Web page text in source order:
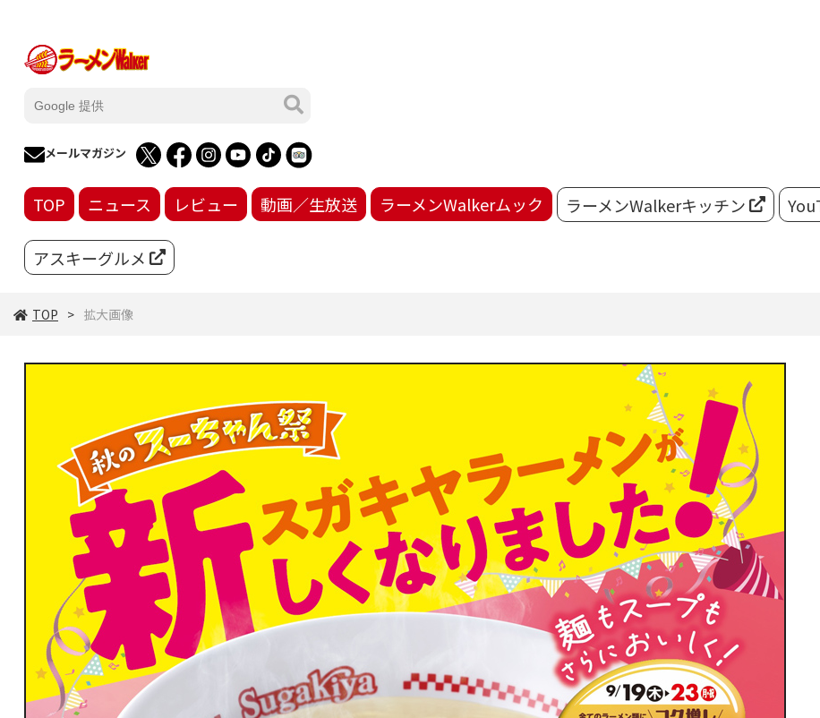
メールマガジン
TOP ニュース レビュー 動画／生放送 ラーメンWalkerムック ラーメンWalkerキッチン
アスキーグルメ
TOP 拡大画像